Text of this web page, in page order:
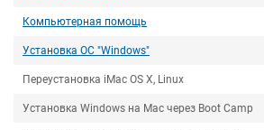
Компьютерная помощь
Установка ОС "Windows"
Переустановка iMac OS X, Linux
Установка Windows на Mac через Boot Camp